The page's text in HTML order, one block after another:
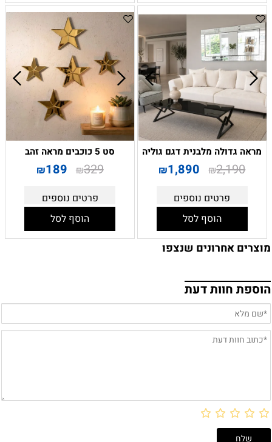
מראה גדולה מלבנית דגם גוליה
₪2,190
₪1,890
פרטים נוספים
הוסף לסל
סט 5 כוכבים מראה זהב
₪329
₪189
פרטים נוספים
הוסף לסל
מוצרים אחרונים שנצפו
הוספת חוות דעת